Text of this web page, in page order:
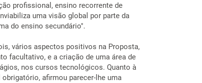
profissional, ensino recorrente de
uma visão global por parte da
do ensino secundário".
vários aspectos positivos na Proposta,
facultativo, e a criação de uma área de
nos cursos tecnológicos. Quanto à
afirmou parecer-lhe uma